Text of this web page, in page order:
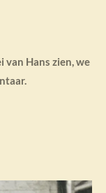
van Hans zien, we